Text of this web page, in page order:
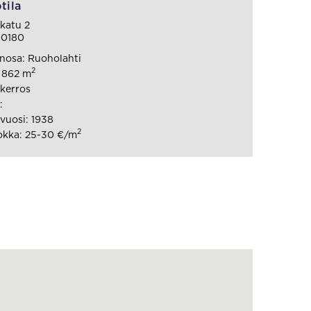
2
Ruoholahti
m2
1938
25-30 €/m2